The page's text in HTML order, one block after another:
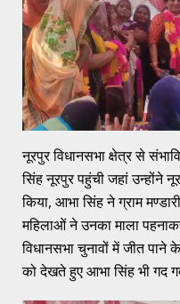
नूरपुर विधानसभा क्षेत्र से
सिंह नूरपुर पहुंची जहां उन्होंने
किया, आभा सिंह ने ग्राम
महिलाओं ने उनका माला
विधानसभा चुनावों में जीत पाने
को देखते हुए आभा सिंह भी गद